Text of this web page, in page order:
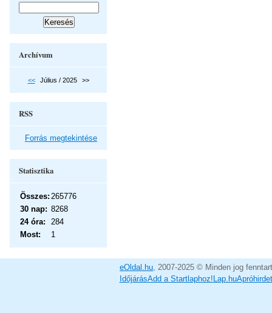
Archívum
<< Július / 2025 >>
RSS
Forrás megtekintése
Statisztika
Most: 1
Összes: 265776
30 nap: 8268
24 óra:
284
eOldal.hu, 2007-2025 © Minden jog
IdőjárásAdd a Startlaphoz! Lap.hu